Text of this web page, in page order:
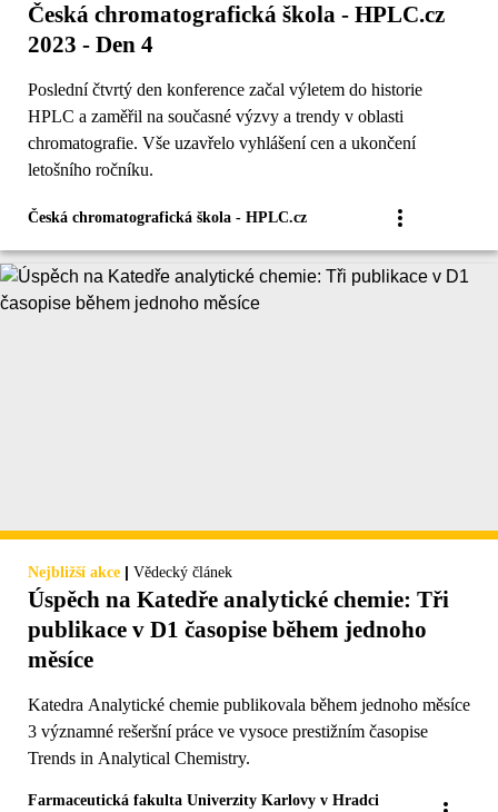
Česká chromatografická škola - HPLC.cz
2023 - Den 4
Poslední čtvrtý den konference začal výletem do historie
HPLC a zaměřil na současné výzvy a trendy v oblasti
chromatografie. Vše uzavřelo vyhlášení cen a ukončení
letošního ročníku.
Česká chromatografická škola - HPLC.cz
Nejbližší akce | Vědecký článek
Úspěch na Katedře analytické chemie: Tři
publikace v D1 časopise během jednoho
měsíce
Katedra Analytické chemie publikovala během jednoho měsíce
3 významné rešeršní práce ve vysoce prestižním časopise
Trends in Analytical Chemistry.
Farmaceutická fakulta Univerzity Karlovy v Hradci